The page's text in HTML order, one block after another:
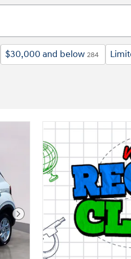
$30,000 and below 284
Foto siguiente